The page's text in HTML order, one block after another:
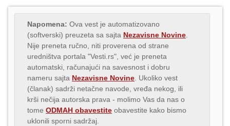
Napomena: Ova vest je automatizovano
(softverski) preuzeta sa sajta Nezavisne Novine
Nije preneta ručno, niti proverena od strane
uredništva portala "Vesti.rs", već je preneta
automatski, računajući na savesnost i dobru
nameru sajta Nezavisne Novine . Ukoliko vest
(članak) sadrži netačne navode, vređa nekog, ili
krši nečija autorska prava - molimo Vas da nas o
tome ODMAH obavestite obavestite kako bismo
uklonili sporni sadržaj.